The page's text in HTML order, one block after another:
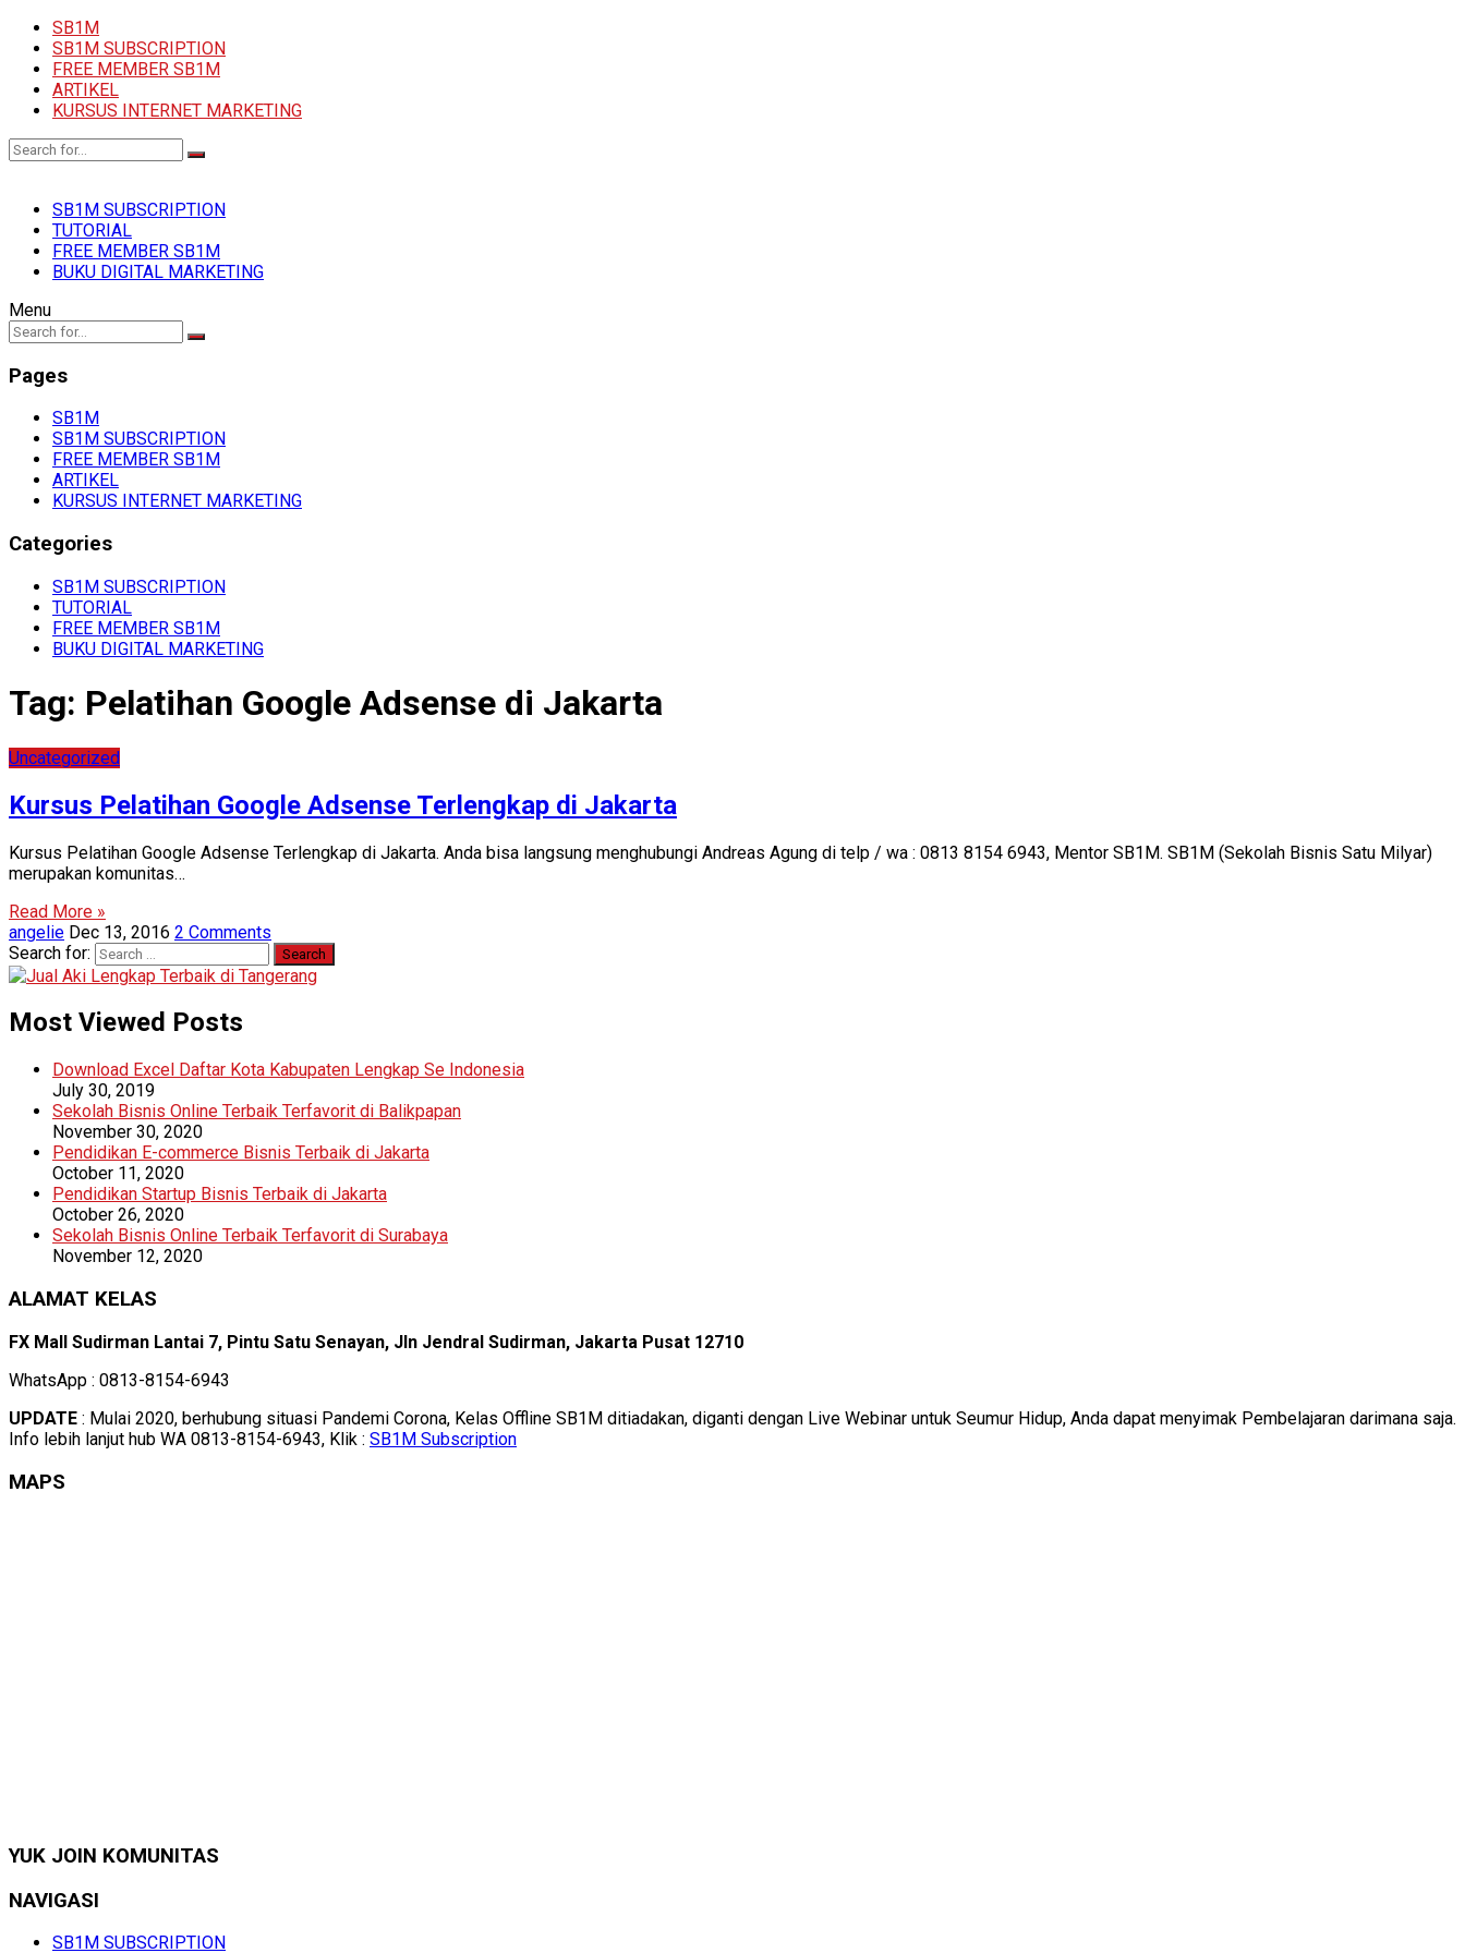
SB1M
SB1M SUBSCRIPTION
FREE MEMBER SB1M
ARTIKEL
KURSUS INTERNET MARKETING
SB1M SUBSCRIPTION
TUTORIAL
FREE MEMBER SB1M
BUKU DIGITAL MARKETING
Menu
Pages
SB1M
SB1M SUBSCRIPTION
FREE MEMBER SB1M
ARTIKEL
KURSUS INTERNET MARKETING
Categories
SB1M SUBSCRIPTION
TUTORIAL
FREE MEMBER SB1M
BUKU DIGITAL MARKETING
Tag: Pelatihan Google Adsense di Jakarta
Uncategorized
Kursus Pelatihan Google Adsense Terlengkap di Jakarta
Kursus Pelatihan Google Adsense Terlengkap di Jakarta. Anda bisa langsung menghubungi Andreas Agung di telp / wa : 0813 8154 6943, Mentor SB1M. SB1M (Sekolah Bisnis Satu Milyar)
merupakan komunitas…
Read More »
angelie Dec 13, 2016 2 Comments
Search for:
Most Viewed Posts
Download Excel Daftar Kota Kabupaten Lengkap Se Indonesia
July 30, 2019
Sekolah Bisnis Online Terbaik Terfavorit di Balikpapan
November 30, 2020
Pendidikan E-commerce Bisnis Terbaik di Jakarta
October 11, 2020
Pendidikan Startup Bisnis Terbaik di Jakarta
October 26, 2020
Sekolah Bisnis Online Terbaik Terfavorit di Surabaya
November 12, 2020
ALAMAT KELAS
FX Mall Sudirman Lantai 7, Pintu Satu Senayan, Jln Jendral Sudirman, Jakarta Pusat 12710
WhatsApp : 0813-8154-6943
UPDATE : Mulai 2020, berhubung situasi Pandemi Corona, Kelas Offline SB1M ditiadakan, diganti dengan Live Webinar untuk Seumur Hidup, Anda dapat menyimak Pembelajaran darimana saja.
Info lebih lanjut hub WA 0813-8154-6943, Klik : SB1M Subscription
MAPS
YUK JOIN KOMUNITAS
NAVIGASI
SB1M SUBSCRIPTION